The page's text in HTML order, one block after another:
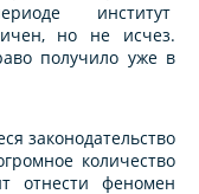
институт
но не исчез.
получило уже в
законодательство
количество
отнести феномен